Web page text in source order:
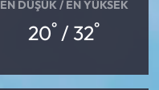
EN DÜŞÜK / EN YÜKSEK
20° / 32°